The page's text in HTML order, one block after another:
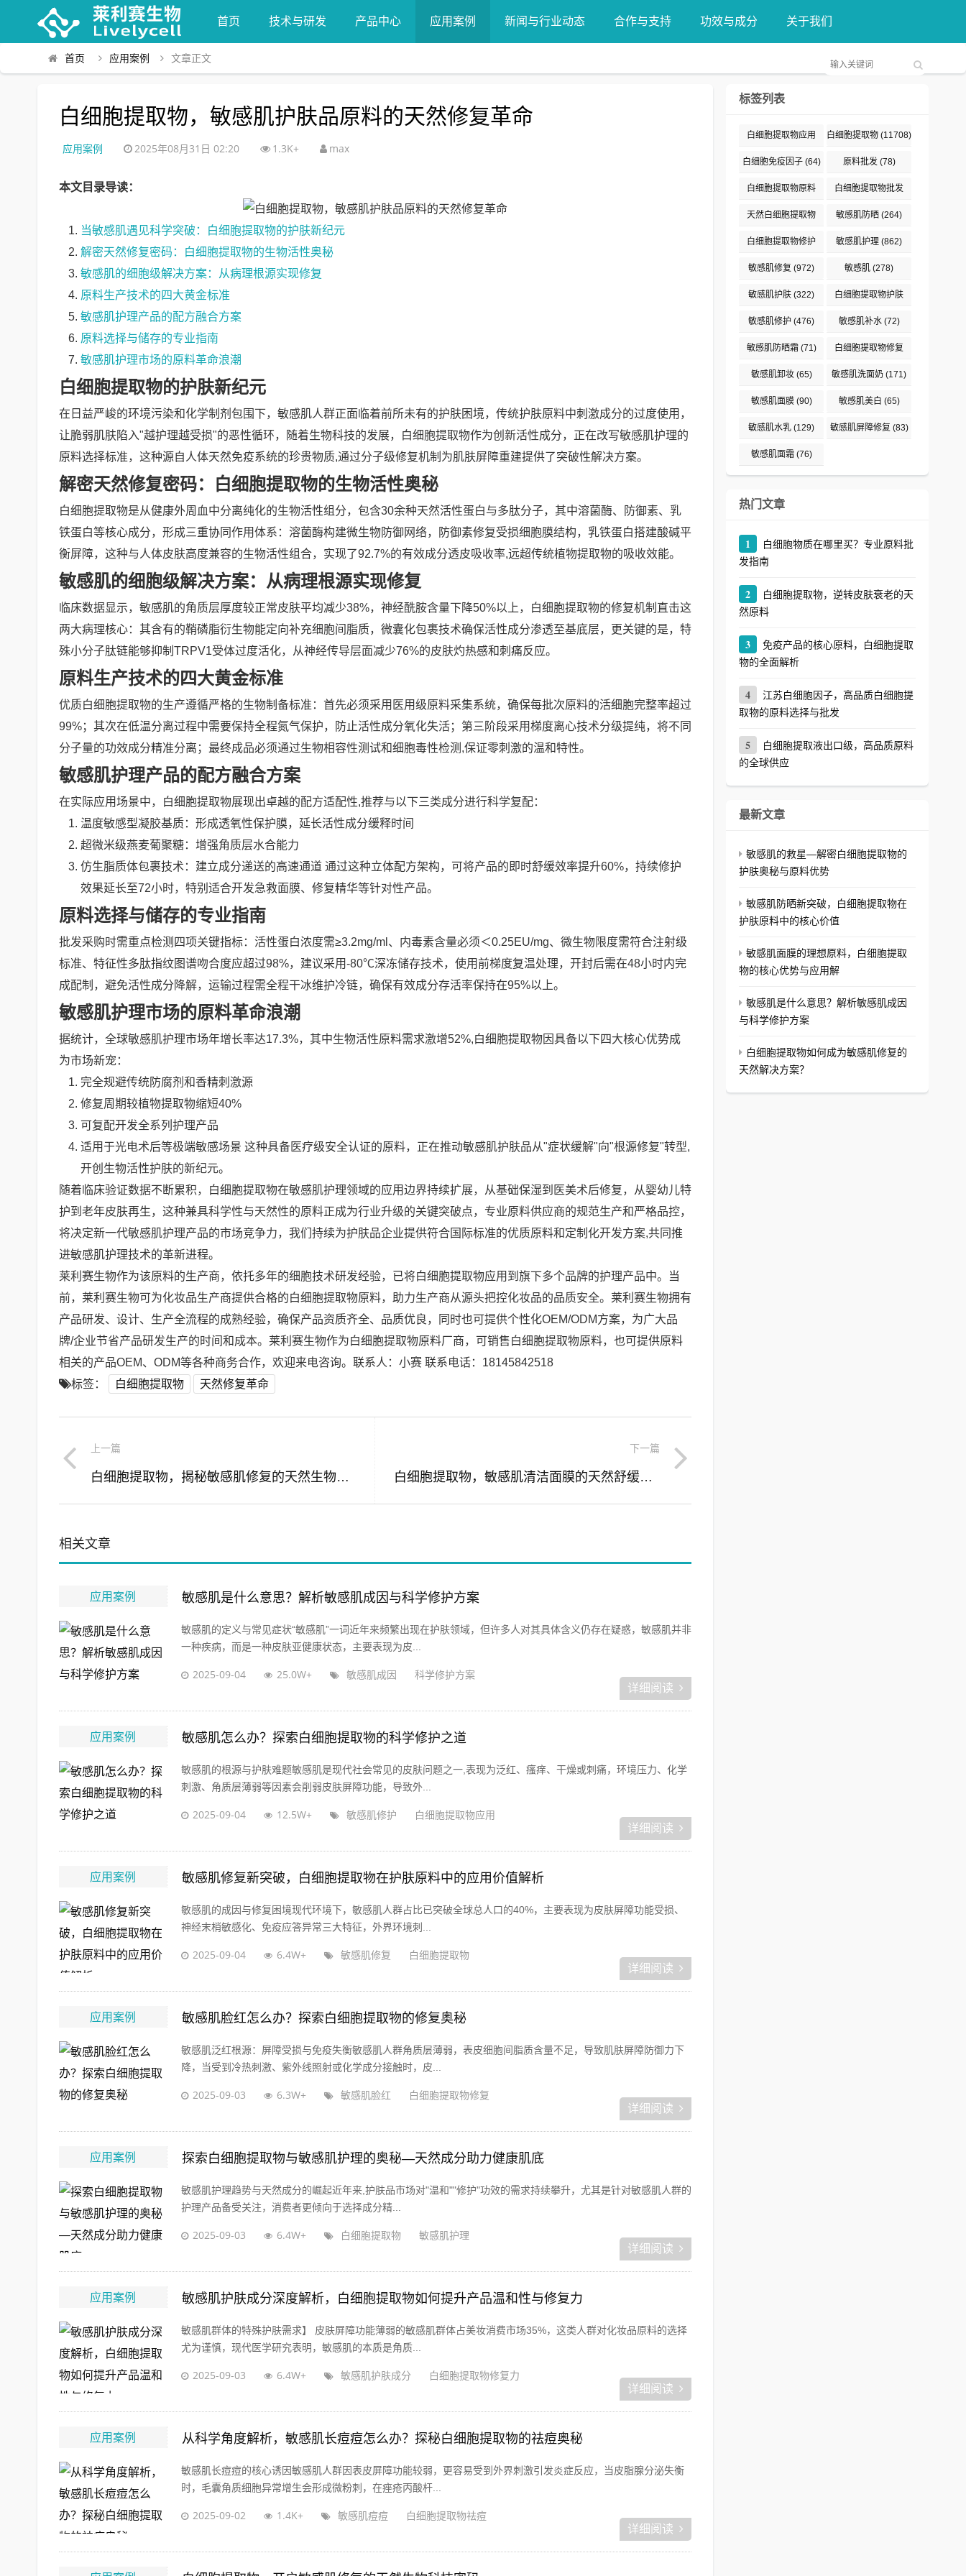
首页 技术与研发 产品中心 应用案例 新闻与行业动态 合作与支持 功效与成分 关于我们
首页 应用案例 文章正文
白细胞提取物，敏感肌护肤品原料的天然修复革命
应用案例 2025年08月31日 02:20 1.3K+ max
本文目录导读：
当敏感肌遇见科学突破：白细胞提取物的护肤新纪元
解密天然修复密码：白细胞提取物的生物活性奥秘
敏感肌的细胞级解决方案：从病理根源实现修复
原料生产技术的四大黄金标准
敏感肌护理产品的配方融合方案
原料选择与储存的专业指南
敏感肌护理市场的原料革命浪潮
白细胞提取物的护肤新纪元
在日益严峻的环境污染和化学制剂包围下，敏感肌人群正面临着前所未有的护肤困境，传统护肤原料中刺激成分的过度使用，
让脆弱肌肤陷入"越护理越受损"的恶性循环，随着生物科技的发展，白细胞提取物作为创新活性成分，正在改写敏感肌护理的
原料选择标准，这种源自人体天然免疫系统的珍贵物质,通过分子级修复机制为肌肤屏障重建提供了突破性解决方案。
解密天然修复密码：白细胞提取物的生物活性奥秘
白细胞提取物是从健康外周血中分离纯化的生物活性组分，包含30余种天然活性蛋白与多肽分子，其中溶菌酶、防御素、乳
铁蛋白等核心成分，形成三重协同作用体系：溶菌酶构建微生物防御网络，防御素修复受损细胞膜结构，乳铁蛋白搭建酸碱平
衡屏障，这种与人体皮肤高度兼容的生物活性组合，实现了92.7%的有效成分透皮吸收率,远超传统植物提取物的吸收效能。
敏感肌的细胞级解决方案：从病理根源实现修复
临床数据显示，敏感肌的角质层厚度较正常皮肤平均减少38%，神经酰胺含量下降50%以上，白细胞提取物的修复机制直击这
两大病理核心：其含有的鞘磷脂衍生物能定向补充细胞间脂质，微囊化包裹技术确保活性成分渗透至基底层，更关键的是，特
殊小分子肽链能够抑制TRPV1受体过度活化，从神经传导层面减少76%的皮肤灼热感和刺痛反应。
原料生产技术的四大黄金标准
优质白细胞提取物的生产遵循严格的生物制备标准：首先必须采用医用级原料采集系统，确保每批次原料的活细胞完整率超过
99%；其次在低温分离过程中需要保持全程氮气保护，防止活性成分氧化失活；第三阶段采用梯度离心技术分级提纯，将不同
分子量的功效成分精准分离；最终成品必须通过生物相容性测试和细胞毒性检测,保证零刺激的温和特性。
敏感肌护理产品的配方融合方案
在实际应用场景中，白细胞提取物展现出卓越的配方适配性,推荐与以下三类成分进行科学复配：
温度敏感型凝胶基质：形成透氧性保护膜，延长活性成分缓释时间
超微米级燕麦葡聚糖：增强角质层水合能力
仿生脂质体包裹技术：建立成分递送的高速通道 通过这种立体配方架构，可将产品的即时舒缓效率提升60%，持续修护
效果延长至72小时，特别适合开发急救面膜、修复精华等针对性产品。
原料选择与储存的专业指南
批发采购时需重点检测四项关键指标：活性蛋白浓度需≥3.2mg/ml、内毒素含量必须＜0.25EU/mg、微生物限度需符合注射级
标准、特征性多肽指纹图谱吻合度应超过98%，建议采用-80℃深冻储存技术，使用前梯度复温处理，开封后需在48小时内完
成配制，避免活性成分降解，运输过程需全程干冰维护冷链，确保有效成分存活率保持在95%以上。
敏感肌护理市场的原料革命浪潮
据统计，全球敏感肌护理市场年增长率达17.3%，其中生物活性原料需求激增52%,白细胞提取物因具备以下四大核心优势成
为市场新宠：
完全规避传统防腐剂和香精刺激源
修复周期较植物提取物缩短40%
可复配开发全系列护理产品
适用于光电术后等极端敏感场景 这种具备医疗级安全认证的原料，正在推动敏感肌护肤品从"症状缓解"向"根源修复"转型,
开创生物活性护肤的新纪元。
随着临床验证数据不断累积，白细胞提取物在敏感肌护理领域的应用边界持续扩展，从基础保湿到医美术后修复，从婴幼儿特
护到老年皮肤再生，这种兼具科学性与天然性的原料正成为行业升级的关键突破点，专业原料供应商的规范生产和严格品控，
将决定新一代敏感肌护理产品的市场竞争力，我们持续为护肤品企业提供符合国际标准的优质原料和定制化开发方案,共同推
进敏感肌护理技术的革新进程。
莱利赛生物作为该原料的生产商，依托多年的细胞技术研发经验，已将白细胞提取物应用到旗下多个品牌的护理产品中。当
前，莱利赛生物可为化妆品生产商提供合格的白细胞提取物原料，助力生产商从源头把控化妆品的品质安全。莱利赛生物拥有
产品研发、设计、生产全流程的成熟经验，确保产品资质齐全、品质优良，同时也可提供个性化OEM/ODM方案，为广大品
牌/企业节省产品研发生产的时间和成本。莱利赛生物作为白细胞提取物原料厂商，可销售白细胞提取物原料，也可提供原料
相关的产品OEM、ODM等各种商务合作，欢迎来电咨询。联系人：小赛 联系电话：18145842518
标签：
白细胞提取物 天然修复革命
上一篇
白细胞提取物，揭秘敏感肌修复的天然生物活性原料
下一篇
白细胞提取物，敏感肌清洁面膜的天然舒缓新选择
相关文章
应用案例 敏感肌是什么意思？解析敏感肌成因与科学修护方案
敏感肌的定义与常见症状“敏感肌”一词近年来频繁出现在护肤领域，但许多人对其具体含义仍存在疑惑，敏感肌并非
一种疾病，而是一种皮肤亚健康状态，主要表现为皮...
2025-09-04 25.0W+ 敏感肌成因 科学修护方案
详细阅读
应用案例 敏感肌怎么办？探索白细胞提取物的科学修护之道
敏感肌的根源与护肤难题敏感肌是现代社会常见的皮肤问题之一,表现为泛红、瘙痒、干燥或刺痛，环境压力、化学
刺激、角质层薄弱等因素会削弱皮肤屏障功能，导致外...
2025-09-04 12.5W+ 敏感肌修护 白细胞提取物应用
详细阅读
应用案例 敏感肌修复新突破，白细胞提取物在护肤原料中的应用价值解析
敏感肌的成因与修复困境现代环境下，敏感肌人群占比已突破全球总人口的40%，主要表现为皮肤屏障功能受损、
神经末梢敏感化、免疫应答异常三大特征，外界环境刺...
2025-09-04 6.4W+ 敏感肌修复 白细胞提取物
详细阅读
应用案例 敏感肌脸红怎么办？探索白细胞提取物的修复奥秘
敏感肌泛红根源：屏障受损与免疫失衡敏感肌人群角质层薄弱，表皮细胞间脂质含量不足，导致肌肤屏障防御力下
降，当受到冷热刺激、紫外线照射或化学成分接触时，皮...
2025-09-03 6.3W+ 敏感肌脸红 白细胞提取物修复
详细阅读
应用案例 探索白细胞提取物与敏感肌护理的奥秘—天然成分助力健康肌底
敏感肌护理趋势与天然成分的崛起近年来,护肤品市场对"温和""修护"功效的需求持续攀升，尤其是针对敏感肌人群的
护理产品备受关注，消费者更倾向于选择成分精...
2025-09-03 6.4W+ 白细胞提取物 敏感肌护理
详细阅读
应用案例 敏感肌护肤成分深度解析，白细胞提取物如何提升产品温和性与修复力
敏感肌群体的特殊护肤需求】 皮肤屏障功能薄弱的敏感肌群体占美妆消费市场35%，这类人群对化妆品原料的选择
尤为谨慎，现代医学研究表明，敏感肌的本质是角质...
2025-09-03 6.4W+ 敏感肌护肤成分 白细胞提取物修复力
详细阅读
应用案例 从科学角度解析，敏感肌长痘痘怎么办？探秘白细胞提取物的祛痘奥秘
敏感肌长痘痘的核心诱因敏感肌人群因表皮屏障功能较弱，更容易受到外界刺激引发炎症反应，当皮脂腺分泌失衡
时，毛囊角质细胞异常增生会形成微粉刺，在痤疮丙酸杆...
2025-09-02 1.4K+ 敏感肌痘痘 白细胞提取物祛痘
详细阅读
标签列表
白细胞提取物应用
(376)
白细胞提取物 (11708)
白细胞免疫因子(64) 原料批发(78)
白细胞提取物原料
(132)
白细胞提取物批发
(89)
天然白细胞提取物
(187)
敏感肌防晒 (264)
白细胞提取物修护
(191)
敏感肌护理 (862)
敏感肌修复 (972) 敏感肌 (278)
敏感肌护肤 (322) 白细胞提取物护肤
(477)
敏感肌修护 (476) 敏感肌补水(72)
敏感肌防晒霜(71) 白细胞提取物修复
(242)
敏感肌卸妆(65) 敏感肌洗面奶 (171)
敏感肌面膜(90) 敏感肌美白 (65)
敏感肌水乳 (129) 敏感肌屏障修复 (83)
敏感肌面霜(76)
热门文章
1
白细胞物质在哪里买？专业原料批
发指南
2
白细胞提取物，逆转皮肤衰老的天
然原料
3
免疫产品的核心原料，白细胞提取
物的全面解析
4
江苏白细胞因子，高品质白细胞提
取物的原料选择与批发
5
白细胞提取液出口级，高品质原料
的全球供应
最新文章
敏感肌的救星—解密白细胞提取物的
护肤奥秘与原料优势
敏感肌防晒新突破，白细胞提取物在
护肤原料中的核心价值
敏感肌面膜的理想原料，白细胞提取
物的核心优势与应用解
敏感肌是什么意思？解析敏感肌成因
与科学修护方案
白细胞提取物如何成为敏感肌修复的
天然解决方案？